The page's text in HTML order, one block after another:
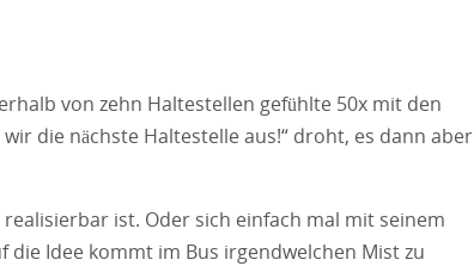
von zehn Haltestellen gefühlte 50x mit den
die nächste Haltestelle aus!“ droht, es dann aber
ist. Oder sich einfach mal mit seinem
Idee kommt im Bus irgendwelchen Mist zu